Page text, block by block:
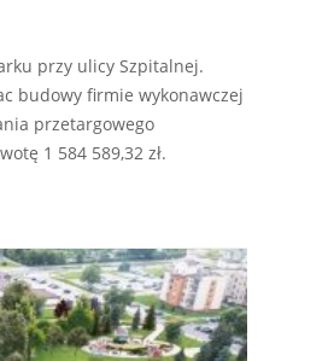
przy ulicy Szpitalnej.
budowy firmie wykonawczej
przetargowego
1 584 589,32 zł.